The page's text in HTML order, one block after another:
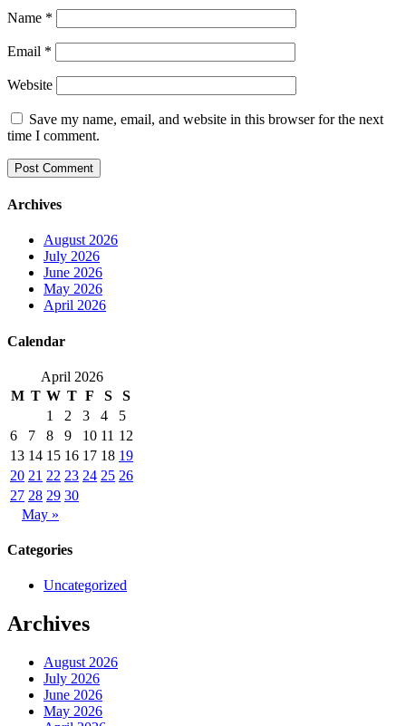
Name *
Email *
Website
Save my name, email, and website in this browser for the next
time I comment.
Archives
August 2026
July 2026
June 2026
May 2026
April 2026
Calendar
April 2026
M T W T F S
S
1
2 3 4
5
6
7 8 9 10 11 12
13 14 15 16 17 18 19
20 21 22 23 24 25 26
27 28 29 30
May »
Categories
Uncategorized
Archives
August 2026
July 2026
June 2026
May 2026